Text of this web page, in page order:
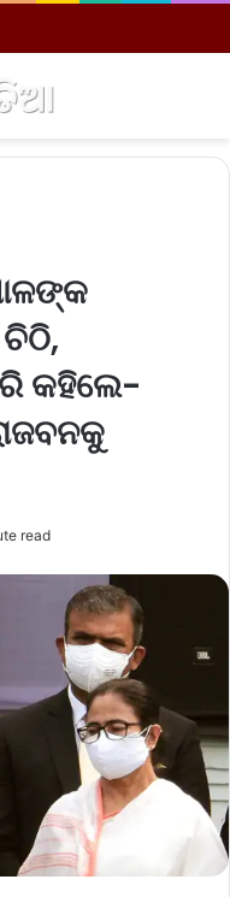
ଚିଠି,
କହିଲେ-
read